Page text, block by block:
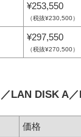
¥253,550
（税抜¥230,500）
¥297,550
（税抜¥270,500）
LAN DISK A
価格